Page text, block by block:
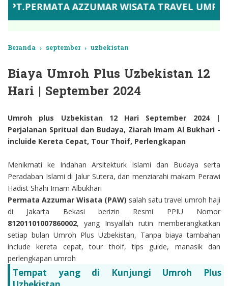
AZZUMAR WISATA TRAVEL UMROH
Beranda › september › uzbekistan
Biaya Umroh Plus Uzbekistan 12
Hari | September 2024
Umroh plus Uzbekistan 12 Hari September 2024 |
Perjalanan Spritual dan Budaya, Ziarah Imam Al Bukhari -
incluide Kereta Cepat, Tour Thoif, Perlengkapan
Menikmati ke Indahan Arsitekturk Islami dan Budaya serta
Peradaban Islami di Jalur Sutera, dan menziarahi makam Perawi
Hadist Shahi Imam Albukhari
Permata Azzumar Wisata (PAW) salah satu travel umroh haji
di Jakarta Bekasi berizin Resmi PPIU Nomor
81201101007860002, yang Insyallah rutin memberangkatkan
setiap bulan Umroh Plus Uzbekistan, Tanpa biaya tambahan
include kereta cepat, tour thoif, tips guide, manasik dan
perlengkapan umroh
Tempat yang di Kunjungi Umroh Plus